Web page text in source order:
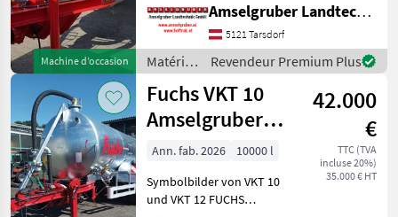
Machine d’occasion
(Stärkste Materialstärken +
Beste Materialen und Beste
Komponenten der
führenden TOP Hersteller!)
Sei
Amselgruber Landtechnik GmbH
5121 Tarsdorf
Matériels
de
fertilisation
et
irrigation
/ Fuchs
Revendeur Premium Plus
Fuchs VKT 10
Amselgruber
EDITION
42.000
€
TTC (TVA
incluse 20%)
35.000 € HT
Ann. fab. 2026
10000 l
Symbolbilder von VKT 10
und VKT 12 FUCHS